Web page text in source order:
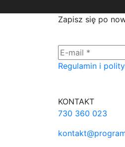
Zapisz się po
Regulamin i
KONTAKT
730 360 023